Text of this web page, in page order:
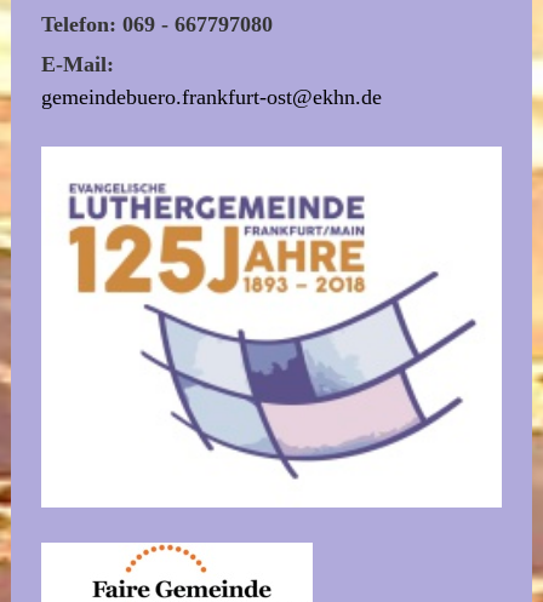
Telefon: 069 - 667797080
E-Mail:
gemeindebuero.frankfurt-ost@ekhn.de